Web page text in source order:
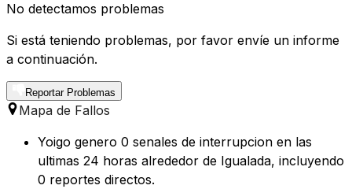
No detectamos problemas
Si está teniendo problemas, por favor envíe un informe
a continuación.
Reportar Problemas
Mapa de Fallos
Yoigo genero 0 senales de interrupcion en las
ultimas 24 horas alrededor de Igualada, incluyendo
0 reportes directos.